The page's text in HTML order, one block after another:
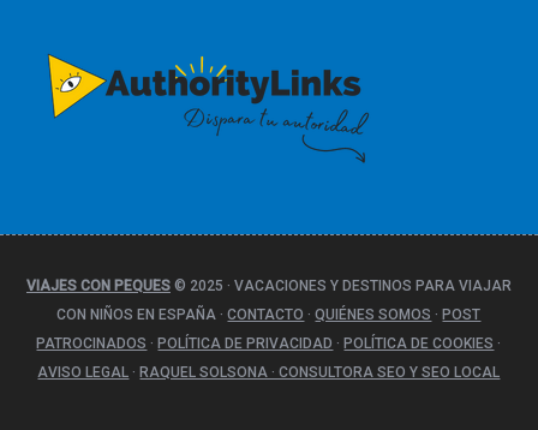
o
r
í
VIAJES CON PEQUES© 2025 · VACACIONES Y DESTINOS PARA VIAJAR
CON NIÑOS EN ESPAÑA · CONTACTO · QUIÉNES SOMOS · POST
PATROCINADOS · POLÍTICA DE PRIVACIDAD · POLÍTICA DE COOKIES ·
AVISO LEGAL · RAQUEL SOLSONA · CONSULTORA SEO Y SEO LOCAL